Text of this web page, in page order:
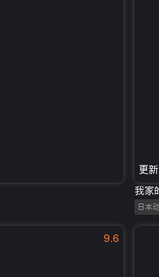
更
我家
日本
9.6